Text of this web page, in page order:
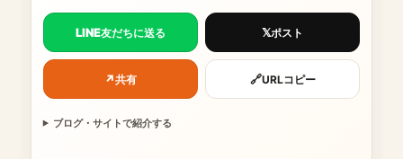
LINE友だちに送る 𝕏ポスト
↗共有 🔗URLコピー
ブログ・サイトで紹介する